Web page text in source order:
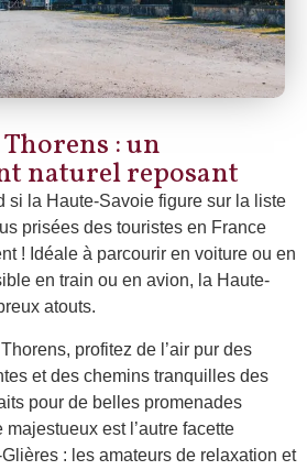
: un
naturel reposant
si la Haute-Savoie figure sur la liste
prisées des touristes en France
! Idéale à parcourir en voiture ou en
en train ou en avion, la Haute-
atouts.
profitez de l’air pur des
et des chemins tranquilles des
pour de belles promenades
est l’autre facette
: les amateurs de relaxation et